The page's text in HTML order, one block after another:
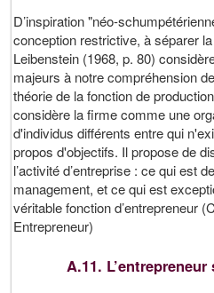
D’inspiration "néo-
conception restrictive, à séparer la
Leibenstein (1968, p. 80)
majeurs à notre compréhension
théorie de la fonction de
considère la firme comme une
d'individus différents entre qui
propos d'objectifs. Il propose de
l’activité d’entreprise : ce qui est
management, et ce qui est
véritable fonction d’entrepreneur
Entrepreneur)
A.11.